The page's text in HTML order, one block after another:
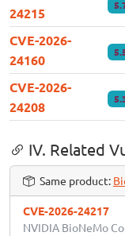
24215
CVE-2026-
24160
CVE-2026-
24208
IV. Related
Same product:
CVE-2026-24217
NVIDIA BioNeMo